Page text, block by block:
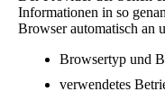
Informationen in so
Browser automatisch an
Browsertyp und
verwendetes